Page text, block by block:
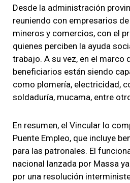
Desde la administración
reuniendo con empresarios
mineros y comercios, con el
quienes perciben la ayuda
trabajo. A su vez, en el marco
beneficiarios están siendo
como plomería, electricidad,
soldaduría, mucama, entre
En resumen, el Vincular lo
Puente Empleo, que incluye
para las patronales. El
nacional lanzada por Massa
por una resolución